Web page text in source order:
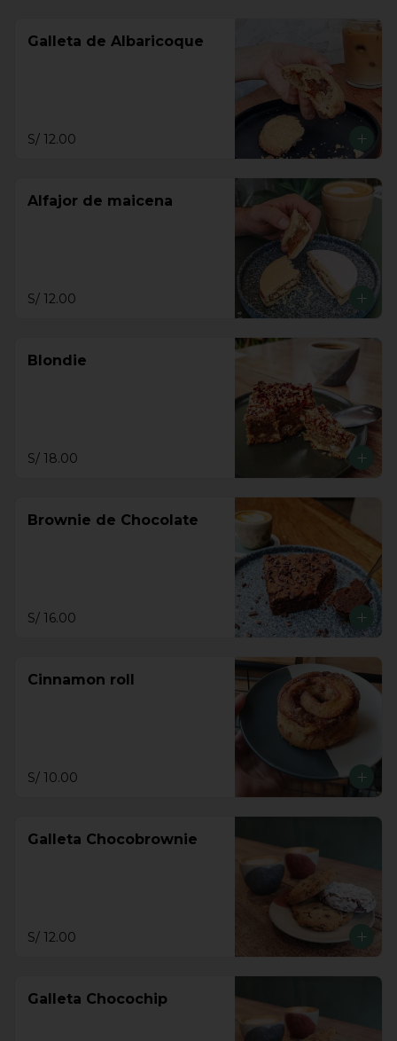
Galleta de Albaricoque
S/ 12.00
Alfajor de maicena
S/ 12.00
Blondie
S/ 18.00
Brownie de Chocolate
S/ 16.00
Cinnamon roll
S/ 10.00
Galleta Chocobrownie
S/ 12.00
Galleta Chocochip